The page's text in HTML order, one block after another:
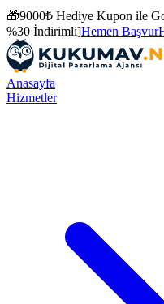
🎁9000₺ Hediye Kupon ile
%30 İndirimli]Hemen Başvur
Anasayfa
Hizmetler